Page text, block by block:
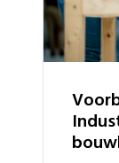
voorbereidingsprogramma